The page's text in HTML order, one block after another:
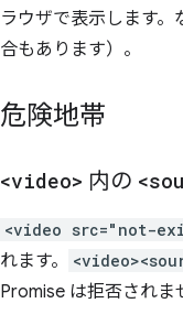
ラウザで表示します
合もあります）。
危険地帯
<video> 内の
<video src="not-
れます。
Promise は拒否されま